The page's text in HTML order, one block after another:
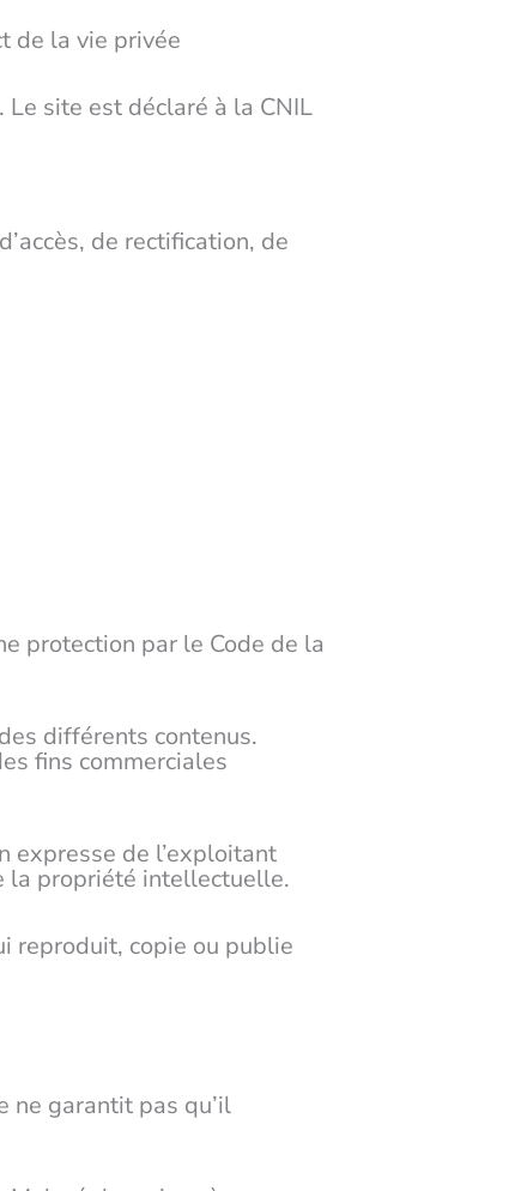
de la vie privée
site est déclaré à la CNIL
de rectification, de
protection par le Code de la
différents contenus.
fins commerciales
expresse de l’exploitant
la propriété intellectuelle.
reproduit, copie ou publie
ne garantit pas qu’il